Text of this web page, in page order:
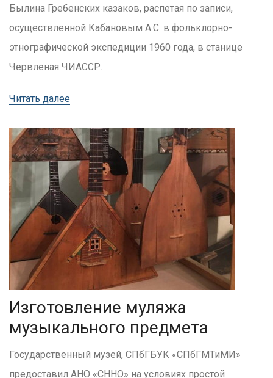
Былина Гребенских казаков, распетая по записи,
осуществленной Кабановым А.С. в фольклорно-
этнографической экспедиции 1960 года, в станице
Червленая ЧИАССР.
Читать далее
Изготовление муляжа
музыкального предмета
Государственный музей, СПбГБУК «СПбГМТиМИ»
предоставил АНО «СННО» на условиях простой